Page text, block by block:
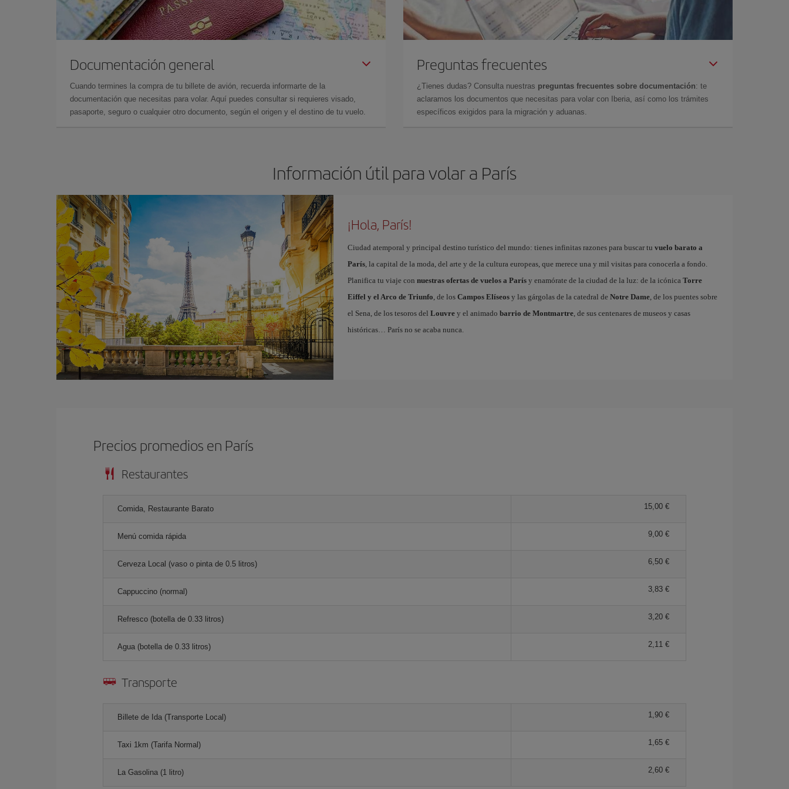
Documentación general
Cuando termines la compra de tu billete de avión, recuerda informarte de la
documentación que necesitas para volar. Aquí puedes consultar si requieres visado,
pasaporte, seguro o cualquier otro documento, según el origen y el destino de tu vuelo.
Preguntas frecuentes
¿Tienes dudas? Consulta nuestras preguntas frecuentes sobre documentación: te
aclaramos los documentos que necesitas para volar con Iberia, así como los trámites
específicos exigidos para la migración y aduanas.
Información útil para volar a París
¡Hola, París!
Ciudad atemporal y principal destino turístico del mundo: tienes infinitas razones para buscar tu vuelo barato a
París, la capital de la moda, del arte y de la cultura europeas, que merece una y mil visitas para conocerla a fondo.
Planifica tu viaje con nuestras ofertas de vuelos a Parísy enamórate de la ciudad de la luz: de la icónica Torre
Eiffel y el Arco de Triunfo, de los Campos Elíseosy las gárgolas de la catedral de Notre Dame, de los puentes sobre
el Sena, de los tesoros del Louvrey el animado barrio de Montmartre, de sus centenares de museos y casas
históricas… París no se acaba nunca.
Precios promedios en París
Restaurantes
Comida, Restaurante Barato 15,00 €
Menú comida rápida 9,00 €
Cerveza Local (vaso o pinta de 0.5 litros) 6,50 €
Cappuccino (normal) 3,83 €
Refresco (botella de 0.33 litros) 3,20 €
Agua (botella de 0.33 litros) 2,11 €
Transporte
Billete de Ida (Transporte Local) 1,90 €
Taxi 1km (Tarifa Normal) 1,65 €
La Gasolina (1 litro) 2,60 €